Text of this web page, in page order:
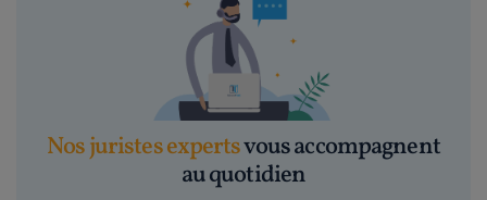
Nos juristes expertsvous accompagnent
au quotidien